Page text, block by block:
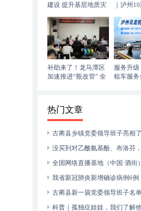
建设 提升基层地质灾
｜泸州
今日登
补助来了！龙马潭区
加速推进“瓶改管” 全
服务升
租车服务
热门文章
古蔺县乡镇党委领导班子亮相了
没买到对乙酰氨基酚、布洛芬
可以临时替代
全国网络直播基地（中国·酒街
动运行
我省新冠肺炎新增确诊病例6例
古蔺县新一届党委领导班子名
科普｜孤独症娃娃，我们了解